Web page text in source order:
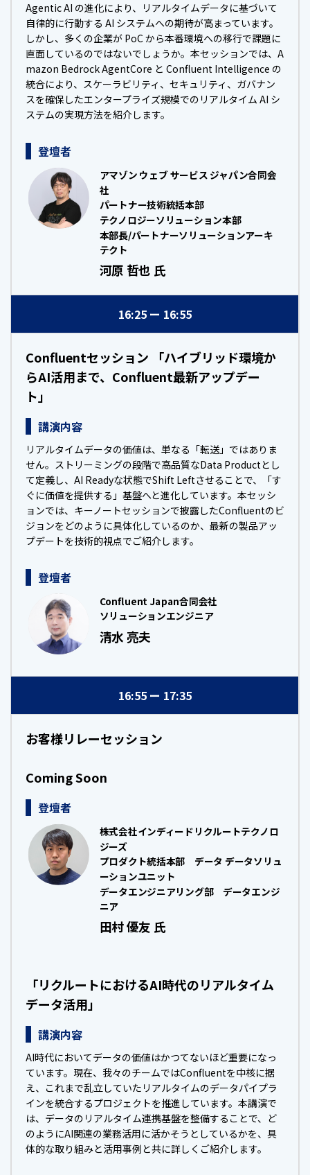
Agentic AI の進化により、リアルタイムデータに基づいて
自律的に行動する AI システムへの期待が高まっています。
しかし、多くの企業が PoC から本番環境への移行で課題に
直面しているのではないでしょうか。本セッションでは、A
mazon Bedrock AgentCore と Confluent Intelligence の
統合により、スケーラビリティ、セキュリティ、ガバナン
スを確保したエンタープライズ規模でのリアルタイム AI シ
ステムの実現方法を紹介します。
登壇者
アマゾン ウェブ サービス ジャパン合同会
社
パートナー技術統括本部
テクノロジーソリューション本部
本部長/パートナーソリューションアーキ
テクト
河原 哲也 氏
16:25 16:55
Confluentセッション 「ハイブリッド環境か
らAI活用まで、Confluent最新アップデー
ト」
講演内容
リアルタイムデータの価値は、単なる「転送」ではありま
せん。ストリーミングの段階で高品質なData Productとし
て定義し、AI Readyな状態でShift Leftさせることで、「す
ぐに価値を提供する」基盤へと進化しています。本セッシ
ョンでは、キーノートセッションで披露したConfluentのビ
ジョンをどのように具体化しているのか、最新の製品アッ
プデートを技術的視点でご紹介します。
登壇者
Confluent Japan合同会社
ソリューションエンジニア
清水 亮夫
16:55 17:35
お客様リレーセッション
Coming Soon
登壇者
株式会社インディードリクルートテクノロ
ジーズ
プロダクト統括本部 データ データソリュ
ーションユニット
データエンジニアリング部 データエンジ
ニア
田村 優友 氏
「リクルートにおけるAI時代のリアルタイム
データ活用」
講演内容
AI時代においてデータの価値はかつてないほど重要になっ
ています。現在、我々のチームではConfluentを中核に据
え、これまで乱立していたリアルタイムのデータパイプラ
インを統合するプロジェクトを推進しています。本講演で
は、データのリアルタイム連携基盤を整備することで、ど
のようにAI関連の業務活用に活かそうとしているかを、具
体的な取り組みと活用事例と共に詳しくご紹介します。